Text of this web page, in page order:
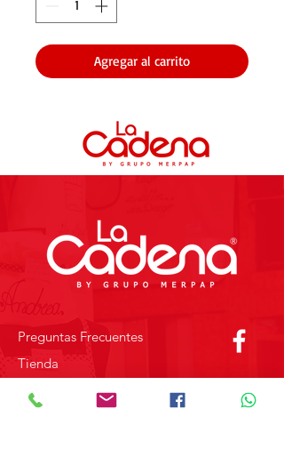
Agregar al carrito
Preguntas Frecuentes
Tienda
Sobre Nosotros